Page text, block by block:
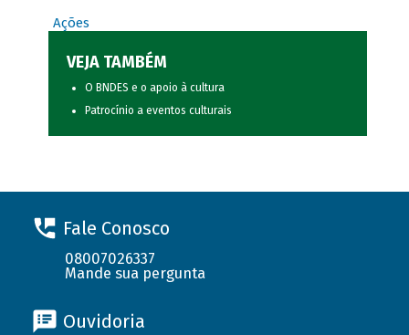
Ações
VEJA TAMBÉM
O BNDES e o apoio à cultura
Patrocínio a eventos culturais
Fale Conosco
08007026337
Mande sua pergunta
Ouvidoria